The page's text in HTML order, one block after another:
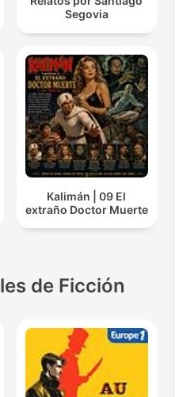
Segovia
Kalimán | 09 El
extraño Doctor Muerte
de Ficción